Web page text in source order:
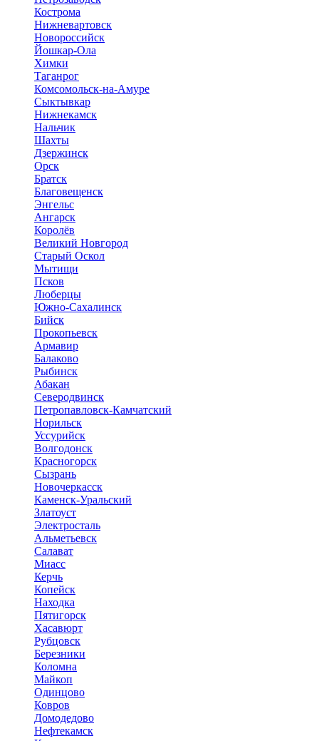
Кострома
Нижневартовск
Новороссийск
Йошкар-Ола
Химки
Таганрог
Комсомольск-на-Амуре
Сыктывкар
Нижнекамск
Нальчик
Шахты
Дзержинск
Орск
Братск
Благовещенск
Энгельс
Ангарск
Королёв
Великий Новгород
Старый Оскол
Мытищи
Псков
Люберцы
Южно-Сахалинск
Бийск
Прокопьевск
Армавир
Балаково
Рыбинск
Абакан
Северодвинск
Петропавловск-Камчатский
Норильск
Уссурийск
Волгодонск
Красногорск
Сызрань
Новочеркасск
Каменск-Уральский
Златоуст
Электросталь
Альметьевск
Салават
Миасс
Керчь
Копейск
Находка
Пятигорск
Хасавюрт
Рубцовск
Березники
Коломна
Майкоп
Одинцово
Ковров
Домодедово
Нефтекамск